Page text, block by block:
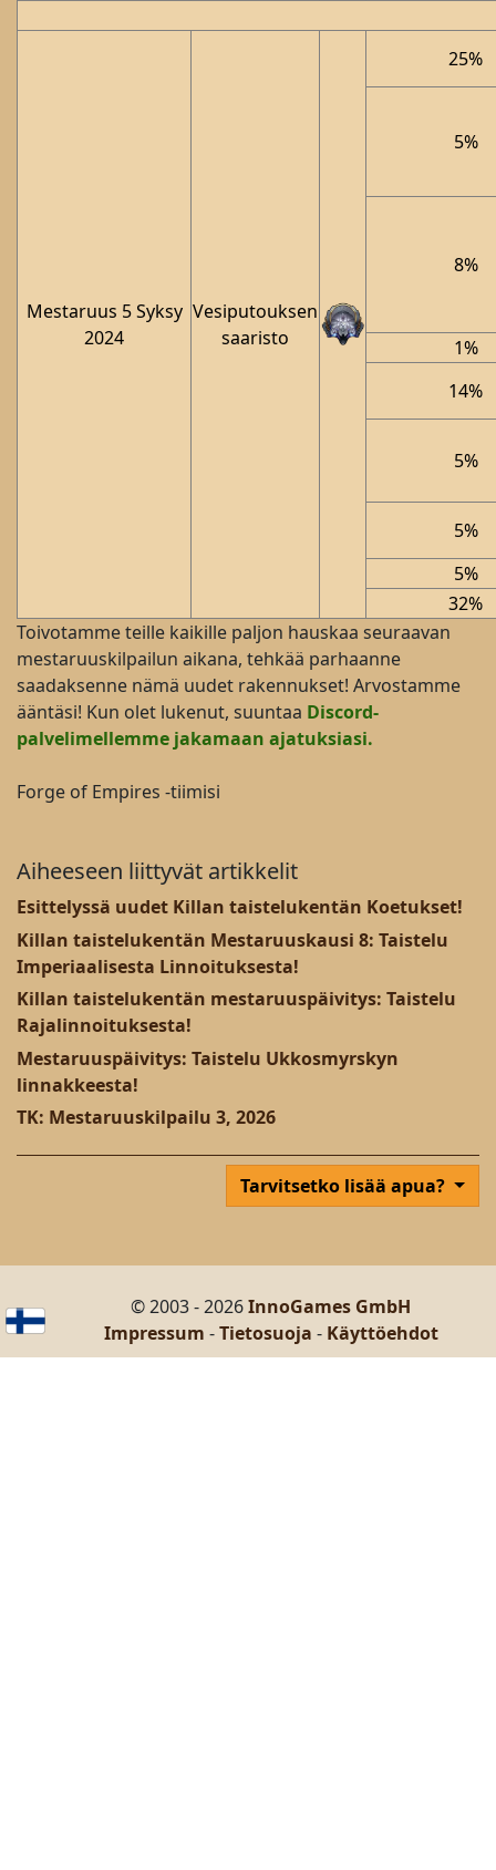
Mestaruus 5 Syksy
2024
Vesiputouksen
saaristo
25%
5%
8%
1%
14%
5%
5%
5%
32%
Toivotamme teille kaikille paljon hauskaa seuraavan
mestaruuskilpailun aikana, tehkää parhaanne
saadaksenne nämä uudet rakennukset! Arvostamme
ääntäsi! Kun olet lukenut, suuntaa Discord-
palvelimellemme jakamaan ajatuksiasi.
Forge of Empires -tiimisi
Aiheeseen liittyvät artikkelit
Esittelyssä uudet Killan taistelukentän Koetukset!
Killan taistelukentän Mestaruuskausi 8: Taistelu
Imperiaalisesta Linnoituksesta!
Killan taistelukentän mestaruuspäivitys: Taistelu
Rajalinnoituksesta!
Mestaruuspäivitys: Taistelu Ukkosmyrskyn
linnakkeesta!
TK: Mestaruuskilpailu 3, 2026
Tarvitsetko lisää apua?
© 2003 - 2026InnoGames GmbH
Impressum -Tietosuoja - Käyttöehdot